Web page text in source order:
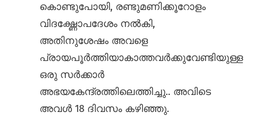
കൊണ്ടുപോയി, രണ്ടുമണിക്കൂറോളം
വിദഗ്ദ്ധോപദേശം നൽകി,
അതിനുശേഷം അവളെ
പ്രായപൂർത്തിയാകാത്തവർക്കുവേണ്ടിയുള്ള
ഒരു സർക്കാർ
അഭയകേന്ദ്രത്തിലെത്തിച്ചു.. അവിടെ
അവൾ 18 ദിവസം കഴിഞ്ഞു.